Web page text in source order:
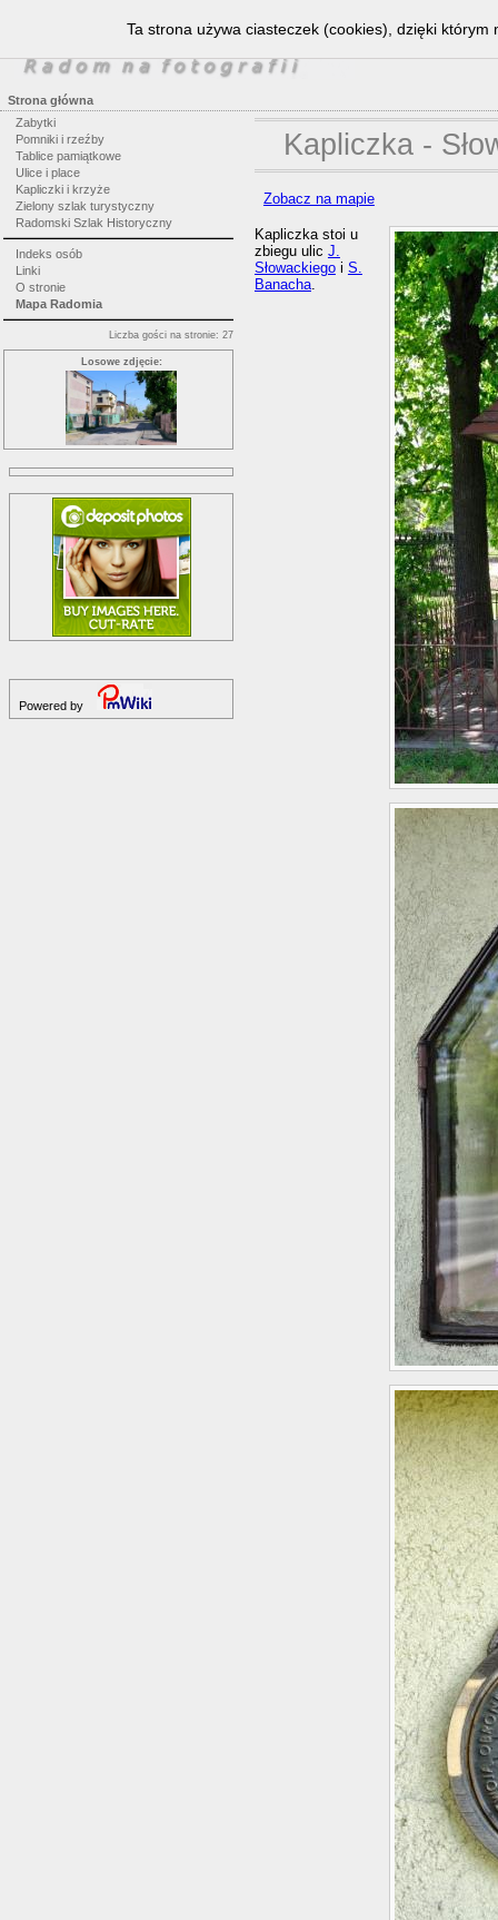
Strona główna
Zabytki
Pomniki i rzeźby
Tablice pamiątkowe
Ulice i place
Kapliczki i krzyże
Zielony szlak turystyczny
Radomski Szlak Historyczny
Indeks osób
Linki
O stronie
Mapa Radomia
Liczba gości na stronie: 27
Losowe zdjęcie:
Powered by
Kapliczka -
Zobacz na mapie
Kapliczka stoi u
zbiegu ulic J.
Słowackiegoi S.
Banacha.
Ta strona używa ciasteczek (cookies), dzięki którym